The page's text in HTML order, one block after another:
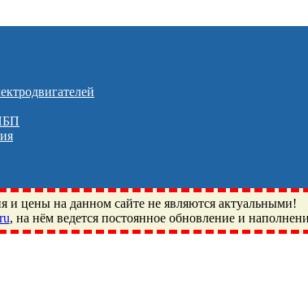
цены на данном сайте не являются актуальными!
, на нём ведется постоянное обновление и
Королёв, Балашиха, Фряново, Монино,
СПЗ-4, NECTECH, KG, LQY, DPI, BSN, SPZ,